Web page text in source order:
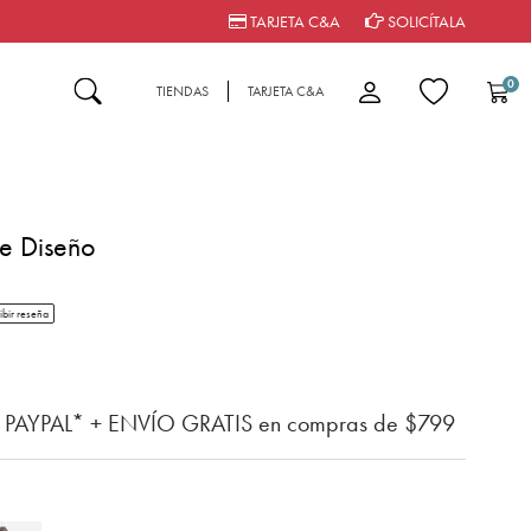
TARJETA C&A SOLICÍTALA
TIENDAS TARJETA C&A 0
Diseño
cliente
rating
reseña
+ ENVÍO GRATIS en compras de $799